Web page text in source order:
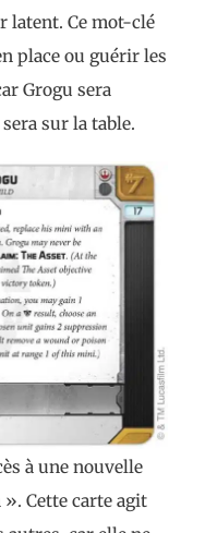
latent. Ce mot-clé
place ou guérir les
Grogu sera
sur la table.
à une nouvelle
Cette carte agit